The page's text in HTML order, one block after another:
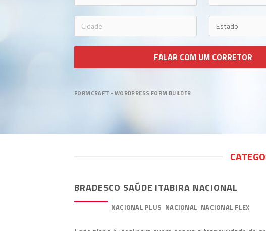
FALAR COM UM CORRETOR
FORMCRAFT - WORDPRESS FORM BUILDER
BRADESCO SAÚDE ITABIRA NACIONAL
NACIONAL PLUS NACIONAL NACIONAL FLEX